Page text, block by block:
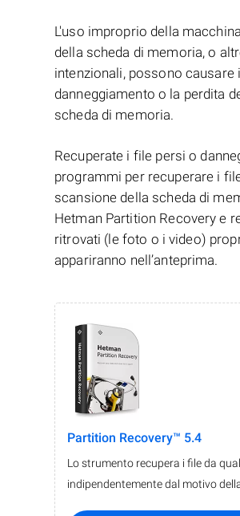
L'uso improprio della
della scheda di memoria, o
intenzionali, possono causare
danneggiamento o la perdita
scheda di memoria.
Recuperate i file persi o
programmi per recuperare i
scansione della scheda di
Hetman Partition Recovery e
ritrovati (le foto o i video)
appariranno nell’anteprima.
Partition Recovery™ 5.4
Lo strumento recupera i file da
indipendentemente dal motivo